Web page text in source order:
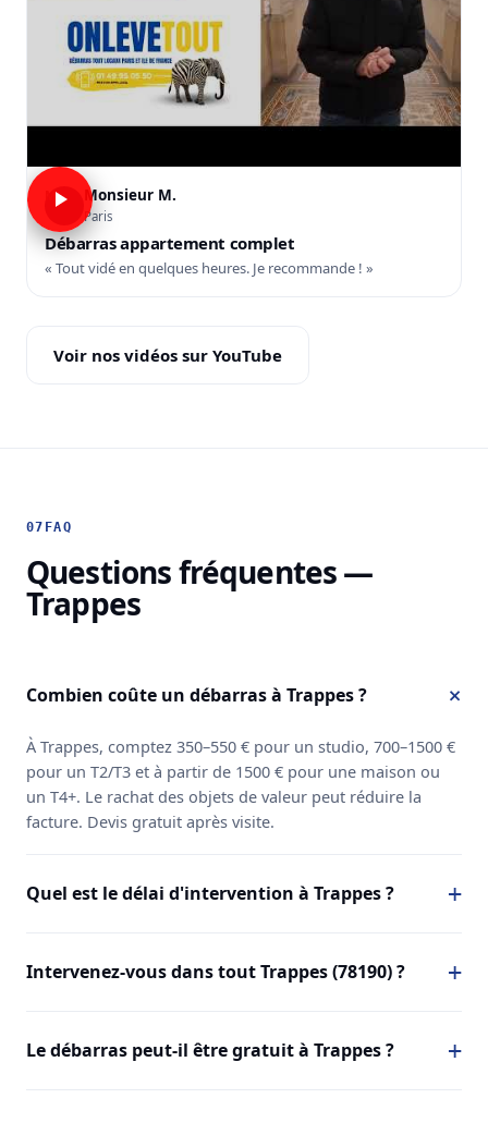
M Monsieur M.
Paris
Débarras appartement complet
« Tout vidé en quelques heures. Je recommande ! »
Voir nos vidéos sur YouTube
07 FAQ
Questions fréquentes —
Trappes
Combien coûte un débarras à Trappes ?
À Trappes, comptez 350–550 € pour un studio, 700–1500 €
pour un T2/T3 et à partir de 1500 € pour une maison ou
un T4+. Le rachat des objets de valeur peut réduire la
facture. Devis gratuit après visite.
Quel est le délai d'intervention à Trappes ?
Intervenez-vous dans tout Trappes (78190) ?
Le débarras peut-il être gratuit à Trappes ?